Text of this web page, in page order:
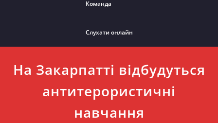
Команда
Слухати онлайн
На Закарпатті відбудуться
антитерористичні
навчання